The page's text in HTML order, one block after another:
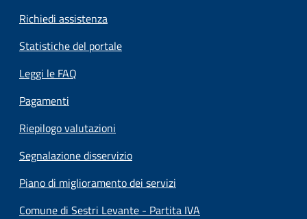
Richiedi assistenza
Statistiche del portale
Leggi le FAQ
Pagamenti
Riepilogo valutazioni
Segnalazione disservizio
Piano di miglioramento dei servizi
Comune di Sestri Levante - Partita IVA